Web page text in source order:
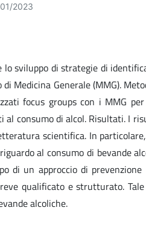
2023
sviluppo di strategie di
Medicina Generale (MMG).
focus groups con i MMG
consumo di alcol. Risultati. I
scientifica. In
al consumo di bevande
di un approccio di
qualificato e strutturato.
alcoliche.